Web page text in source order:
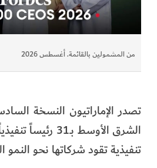
من المشمولين بالقائمة. أغسطس 2026
تصدر الإماراتيون النسخة
تنفيذية تقود شركاتها نحو النمو